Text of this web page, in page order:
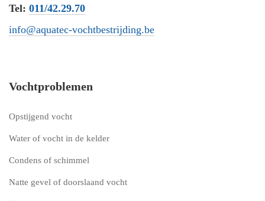
Tel: 011/42.29.70
info@aquatec-vochtbestrijding.be
Vochtproblemen
Opstijgend vocht
Water of vocht in de kelder
Condens of schimmel
Natte gevel of doorslaand vocht